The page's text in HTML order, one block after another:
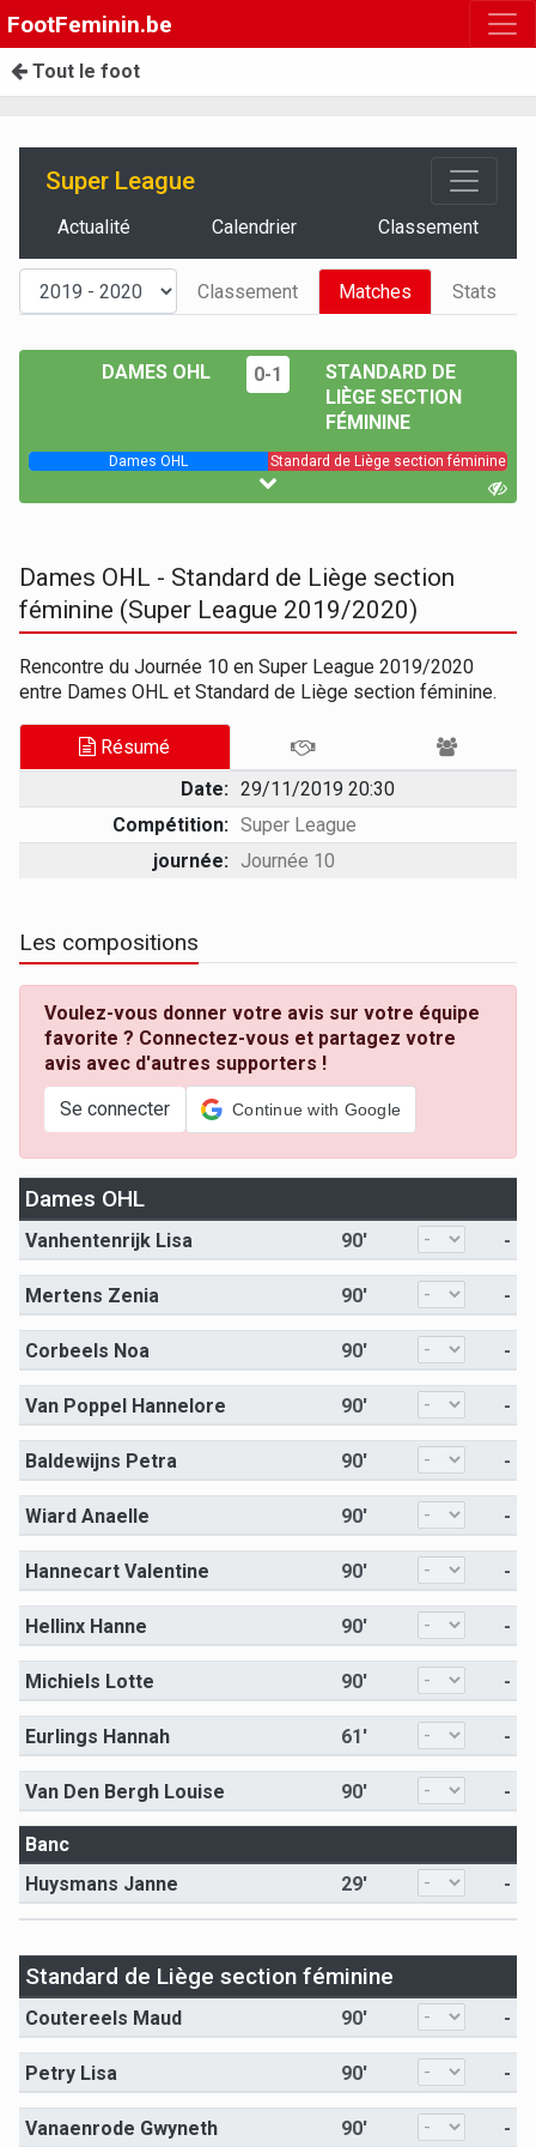
FootFeminin.be
Tout le foot
Super League
Actualité Calendrier Classement
Classement Matches Stats
DAMES OHL 0-1
STANDARD DE
LIÈGE SECTION
FÉMININE
Dames OHL Standard de Liège section féminine
Dames OHL - Standard de Liège section
féminine (Super League 2019/2020)
Rencontre du Journée 10 en Super League 2019/2020
entre Dames OHL et Standard de Liège section féminine.
Résumé
Date: 29/11/2019 20:30
Compétition: Super League
journée: Journée 10
Les compositions
Voulez-vous donner votre avis sur votre équipe
favorite ? Connectez-vous et partagez votre
avis avec d'autres supporters !
Se connecter
Continue with Google
Dames OHL
Vanhentenrijk Lisa 90' -
Mertens Zenia 90' -
Corbeels Noa 90' -
Van Poppel Hannelore 90' -
Baldewijns Petra 90' -
Wiard Anaelle 90' -
Hannecart Valentine 90' -
Hellinx Hanne 90' -
Michiels Lotte 90' -
Eurlings Hannah 61' -
Van Den Bergh Louise 90' -
Banc
Huysmans Janne
29' -
Standard de Liège section féminine
Coutereels Maud 90' -
Petry Lisa 90' -
Vanaenrode Gwyneth 90' -